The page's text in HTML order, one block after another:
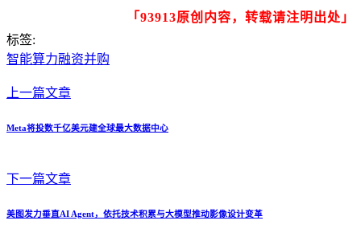
「93913原创内容，转载请注明出处」
标签:
智能算力融资并购
上一篇文章
Meta将投数千亿美元建全球最大数据中心
下一篇文章
美图发力垂直AI Agent，依托技术积累与大模型推动影像设计变革